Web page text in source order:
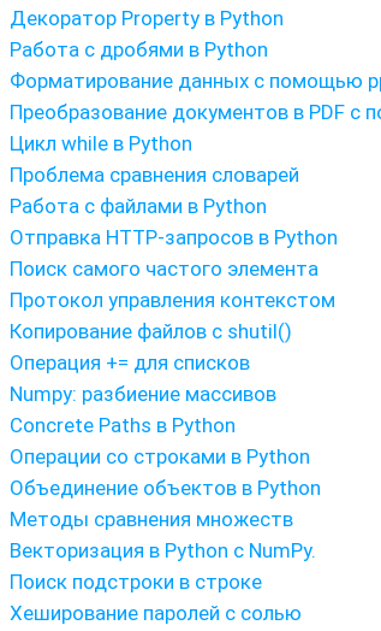
Декоратор Property в Python
Работа с дробями в Python
Форматирование данных с помощью
Преобразование документов в PDF с
Цикл while в Python
Проблема сравнения словарей
Работа с файлами в Python
Отправка HTTP-запросов в Python
Поиск самого частого элемента
Протокол управления контекстом
Копирование файлов с shutil()
Операция += для списков
Numpy: разбиение массивов
Concrete Paths в Python
Операции со строками в Python
Объединение объектов в Python
Методы сравнения множеств
Векторизация в Python с NumPy.
Поиск подстроки в строке
Хеширование паролей с солью